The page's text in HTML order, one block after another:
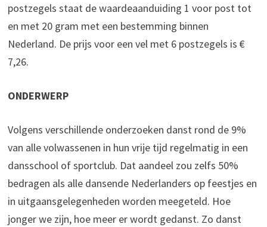
postzegels staat de waardeaanduiding 1 voor post tot
en met 20 gram met een bestemming binnen
Nederland. De prijs voor een vel met 6 postzegels is €
7,26.
ONDERWERP
Volgens verschillende onderzoeken danst rond de 9%
van alle volwassenen in hun vrije tijd regelmatig in een
dansschool of sportclub. Dat aandeel zou zelfs 50%
bedragen als alle dansende Nederlanders op feestjes en
in uitgaansgelegenheden worden meegeteld. Hoe
jonger we zijn, hoe meer er wordt gedanst. Zo danst